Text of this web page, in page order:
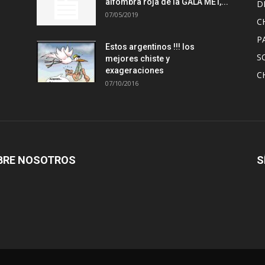
07/05/2019
Estos argentinos !!! los
mejores chiste y
exageraciones
07/10/2016
NOSOTROS